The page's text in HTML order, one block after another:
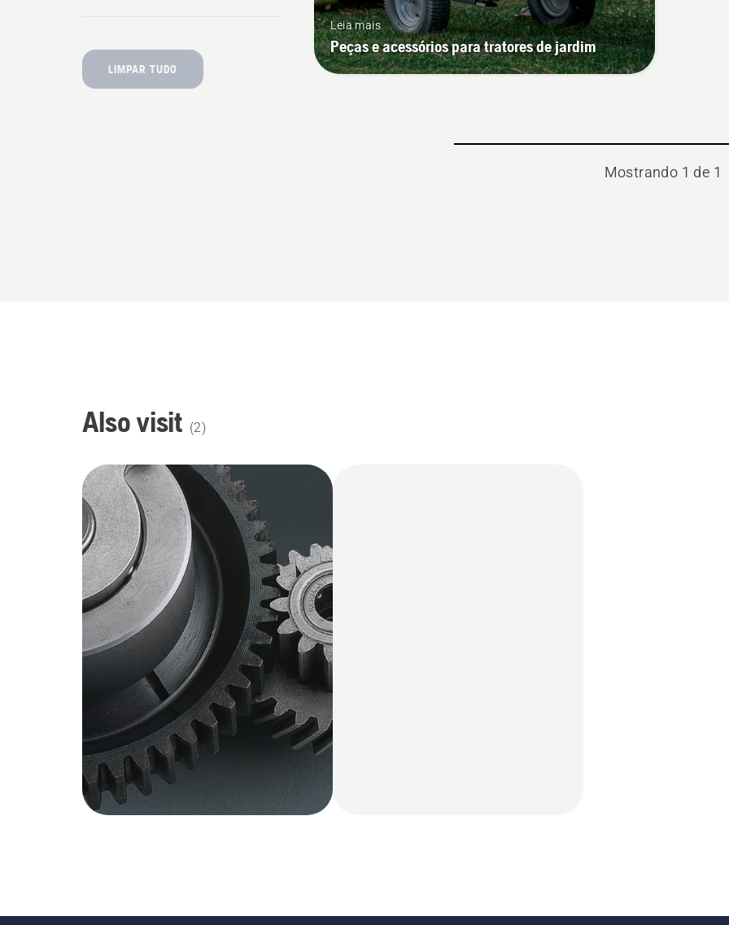
LIMPAR TUDO
Leia mais
Peças e acessórios para tratores de jardim
Mostrando 1 de 1
Also visit (2)